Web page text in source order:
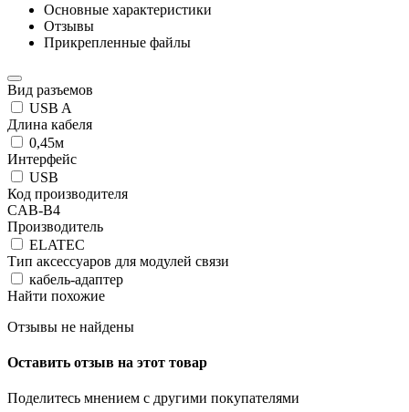
Основные характеристики
Отзывы
Прикрепленные файлы
Вид разъемов
USB A
Длина кабеля
0,45м
Интерфейс
USB
Код производителя
CAB-B4
Производитель
ELATEC
Тип аксессуаров для модулей связи
кабель-адаптер
Найти похожие
Отзывы не найдены
Оставить отзыв на этот товар
Поделитесь мнением с другими покупателями